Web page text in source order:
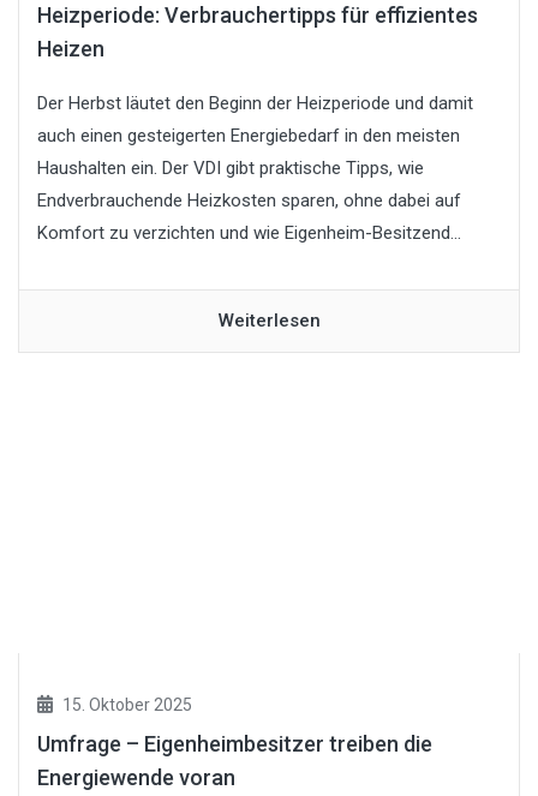
Heizperiode: Verbrauchertipps für effizientes
Heizen
Der Herbst läutet den Beginn der Heizperiode und damit
auch einen gesteigerten Energiebedarf in den meisten
Haushalten ein. Der VDI gibt praktische Tipps, wie
Endverbrauchende Heizkosten sparen, ohne dabei auf
Komfort zu verzichten und wie Eigenheim-Besitzend...
Weiterlesen
15. Oktober 2025
Umfrage – Eigenheimbesitzer treiben die
Energiewende voran